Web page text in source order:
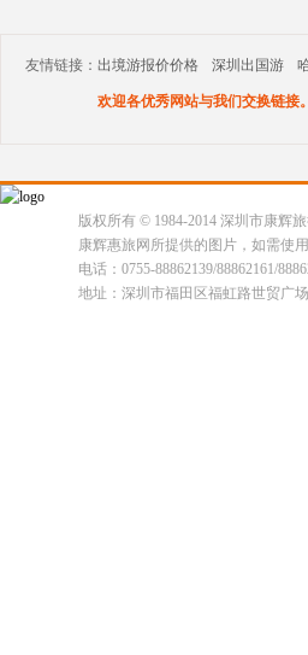
友情链接： 出境游报价价格 深圳出国游
欢迎各优秀网站与我们交换链接
版权所有 © 1984-2014 深圳市康辉
康辉惠旅网所提供的图片，如需使
电话：0755-88862139/88862161/
地址：深圳市福田区福虹路世贸广